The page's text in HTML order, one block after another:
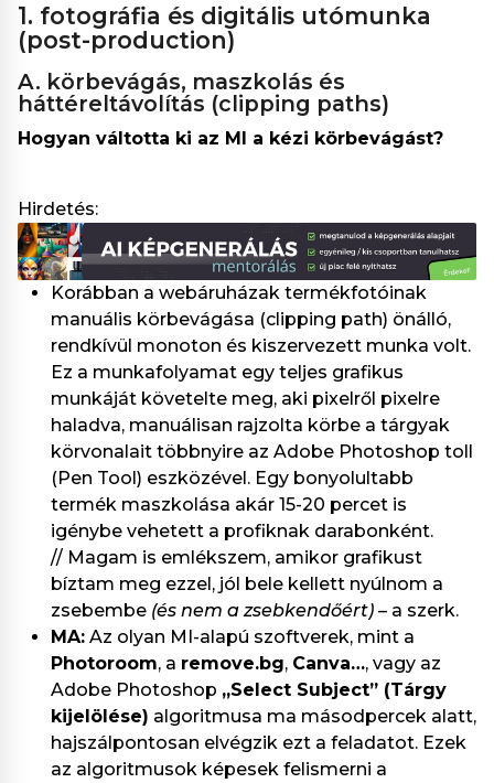
1. fotográfia és digitális utómunka
(post-production)
a. körbevágás, maszkolás és
háttéreltávolítás (clipping paths)
Hogyan váltotta ki az MI a kézi körbevágást?
Hirdetés:
Korábban a webáruházak termékfotóinak
manuális körbevágása (clipping path) önálló,
rendkívül monoton és kiszervezett munka volt.
Ez a munkafolyamat egy teljes grafikus
munkáját követelte meg, aki pixelről pixelre
haladva, manuálisan rajzolta körbe a tárgyak
körvonalait többnyire az Adobe Photoshop toll
(Pen Tool) eszközével. Egy bonyolultabb
termék maszkolása akár 15-20 percet is
igénybe vehetett a profiknak darabonként.
// Magam is emlékszem, amikor grafikust
bíztam meg ezzel, jól bele kellett nyúlnom a
zsebembe (és nem a zsebkendőért) – a szerk.
MA: Az olyan MI-alapú szoftverek, mint a
Photoroom, a remove.bg, Canva…, vagy az
Adobe Photoshop „Select Subject” (Tárgy
kijelölése) algoritmusa ma másodpercek alatt,
hajszálpontosan elvégzik ezt a feladatot. Ezek
az algoritmusok képesek felismerni a